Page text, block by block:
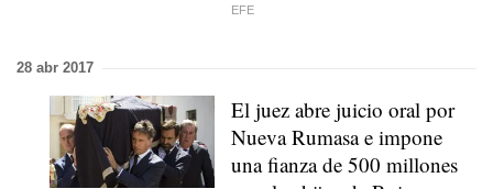
EFE
28 abr 2017
El juez abre juicio oral por
Nueva Rumasa e impone
una fianza de 500 millones